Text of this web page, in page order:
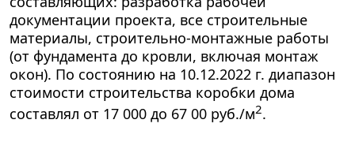
документации проекта, все строительные
материалы, строительно-монтажные работы
(от фундамента до кровли, включая монтаж
окон). По состоянию на 10.12.2022 г. диапазон
стоимости строительства коробки дома
составлял от 17 000 до 67 00 руб./м2.